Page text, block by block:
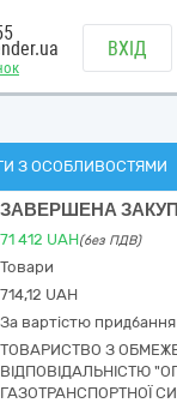
ВХІД
З ОСОБЛИВОСТЯМИ
ЗАВЕРШЕНА
71 412 UAH(без ПДВ)
Товари
714,12 UAH
За вартістю придбання
ТОВАРИСТВО З
ВІДПОВІДАЛЬНІСТЮ
ГАЗОТРАНСПОРТНОЇ